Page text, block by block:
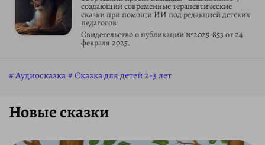
создающий современные терапевтические
сказки при помощи ИИ под редакцией детских
педагогов
Свидетельство о публикации №2025-853 от 24
февраля 2025.
Аудиосказка Сказка для детей 2-3 лет
Новые сказки